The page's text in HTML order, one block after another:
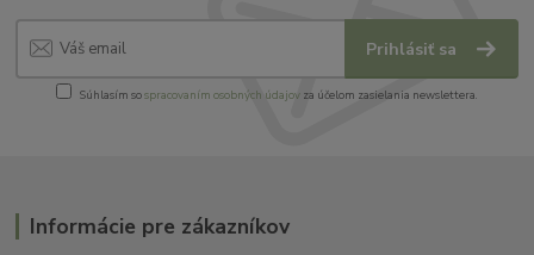
Prihlásiť sa
Súhlasím sospracovaním osobných údajov za účelom zasielania newslettera.
Informácie pre zákazníkov